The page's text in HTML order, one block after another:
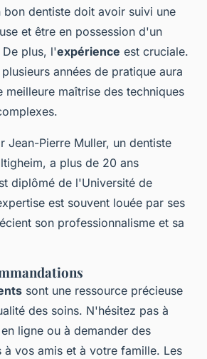
dentiste doit avoir suivi une
et être en possession d'un
plus, l'expérience est cruciale.
années de pratique aura
meilleure maîtrise des techniques
Jean-Pierre Muller, un dentiste
a plus de 20 ans
diplômé de l'Université de
est souvent louée par ses
son professionnalisme et sa
sont une ressource précieuse
des soins. N'hésitez pas à
ligne ou à demander des
à vos amis et à votre famille. Les